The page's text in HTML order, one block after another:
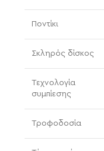
Ποντίκι
Σκληρός δίσκος
Τεχνολογία
συμπίεσης
Τροφοδοσία